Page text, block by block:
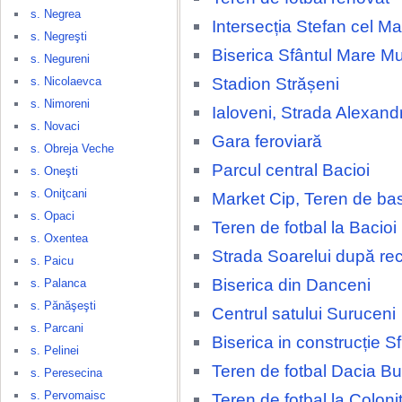
s. Negrea
s. Negreşti
s. Negureni
s. Nicolaevca
s. Nimoreni
s. Novaci
s. Obreja Veche
s. Oneşti
s. Oniţcani
s. Opaci
s. Oxentea
s. Paicu
s. Palanca
s. Pănăşeşti
s. Parcani
s. Pelinei
s. Peresecina
s. Pervomaisc
Intersecția Stefan cel
Biserica Sfântul Mare
Stadion Strășeni
Ialoveni, Strada
Gara feroviară
Parcul central Bacioi
Market Cip, Teren de
Teren de fotbal la Bacioi
Strada Soarelui după
Biserica din Danceni
Centrul satului Suruceni
Biserica in construcție
Teren de fotbal Dacia